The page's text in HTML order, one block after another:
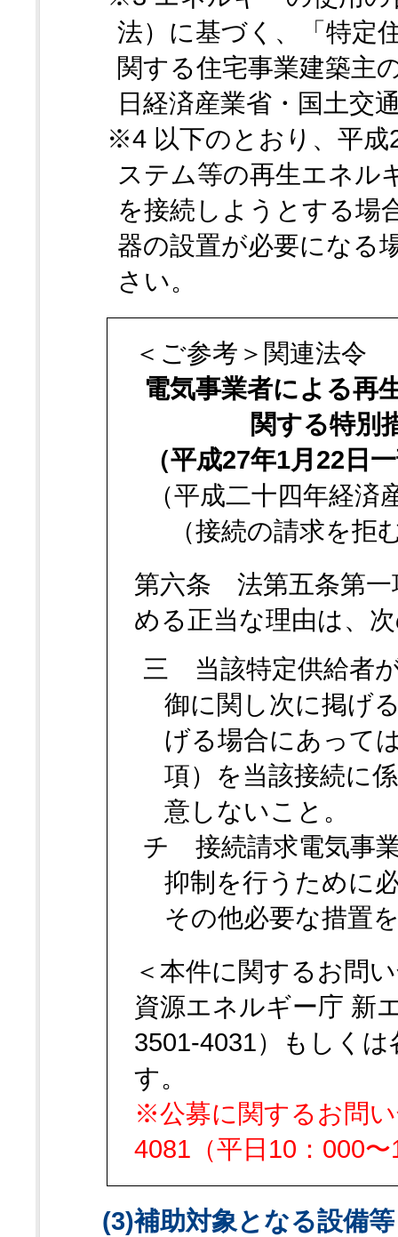
法）に基づく、「特定
関する住宅事業建築主
日経済産業省・国土交
※4 以下のとおり、平成
ステム等の再生エネル
を接続しようとする場
器の設置が必要になる
さい。
＜ご参考＞関連法令
電気事業者による再
関する特別
（平成27年1月22日
（平成二十四年経
（接続の請求を拒
第六条 法第五条第一
める正当な理由は、
三 当該特定供給者
御に関し次に掲げ
げる場合にあって
項）を当該接続に
意しないこと。
チ 接続請求電気事
抑制を行うために
その他必要な措置
＜本件に関するお問
資源エネルギー庁 新
3501-4031）もしく
す。
※公募に関するお問
4081（平日10：000
(3)補助対象となる設備等